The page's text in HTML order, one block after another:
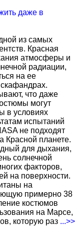
даже в
из самых
Красная
атмосферы и
радиации,
на ее
что даже
могут
в условиях
испытаний
не подходят
Красной планете.
для дыхания,
солнечной
факторов,
на поверхности.
на
примерно 38
костюмов
на Марсе,
которую раз ...>>